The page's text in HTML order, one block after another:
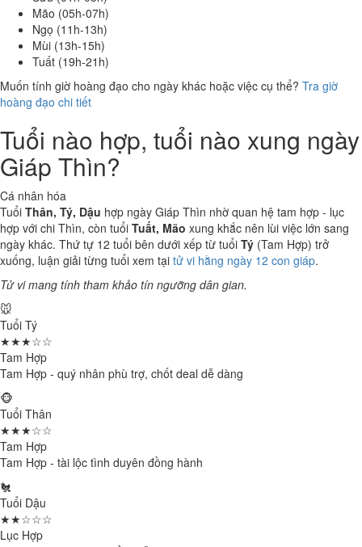
Mão (05h-07h)
Ngọ (11h-13h)
Mùi (13h-15h)
Tuất (19h-21h)
Muốn tính giờ hoàng đạo cho ngày khác hoặc việc cụ thể? Tra giờ
hoàng đạo chi tiết
Tuổi nào hợp, tuổi nào xung ngày
Giáp Thìn?
Cá nhân hóa
Tuổi Thân, Tý, Dậu hợp ngày Giáp Thìn nhờ quan hệ tam hợp - lục
hợp với chi Thìn, còn tuổi Tuất, Mão xung khắc nên lùi việc lớn sang
ngày khác. Thứ tự 12 tuổi bên dưới xếp từ tuổi Tý (Tam Hợp) trở
xuống, luận giải từng tuổi xem tại tử vi hằng ngày 12 con giáp.
Tử vi mang tính tham khảo tín ngưỡng dân gian.
🐭
Tuổi Tý
★★★☆☆
Tam Hợp
Tam Hợp - quý nhân phù trợ, chốt deal dễ dàng
🐵
Tuổi Thân
★★★☆☆
Tam Hợp
Tam Hợp - tài lộc tình duyên đồng hành
🐔
Tuổi Dậu
★★☆☆☆
Lục Hợp